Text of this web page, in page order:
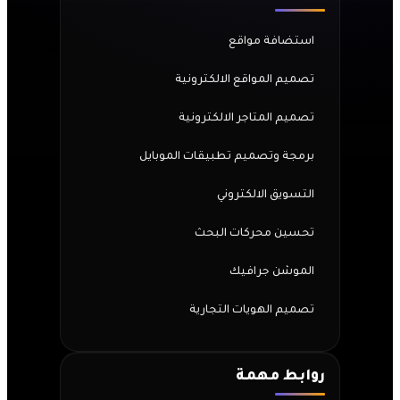
استضافة مواقع
تصميم المواقع الالكترونية
تصميم المتاجر الالكترونية
برمجة وتصميم تطبيقات الموبايل
التسويق الالكتروني
تحسين محركات البحث
الموشن جرافيك
تصميم الهويات التجارية
روابط مهمة